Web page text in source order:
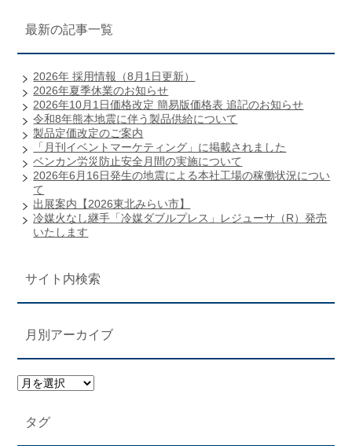
最新の記事一覧
2026年 採用情報（8月1日更新）
2026年夏季休業のお知らせ
2026年10月1日価格改定 簡易版価格表 追記のお知らせ
令和8年熊本地震に伴う製品供給について
製品定価改定のご案内
「月刊イベントマーケティング」に掲載されました
ベンカン労災防止安全月間の実施について
2026年6月16日発生の地震による本社工場の稼働状況につい
て
出展案内【2026東北みらい市】
冷媒火なし継手「冷媒ダブルプレス」レジューサ（R）発売
いたします
サイト内検索
月別アーカイブ
タグ